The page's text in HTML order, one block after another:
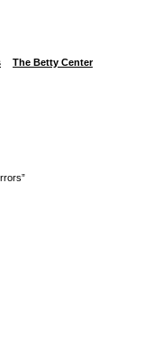
The Betty Center